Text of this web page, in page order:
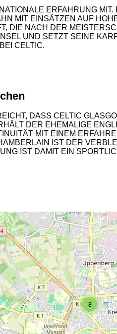
ERFAHRUNG
MIT EINSÄTZEN AUF
DIE NACH DER
UND SETZT SEINE
CELTIC.
DASS CELTIC
DER EHEMALIGE
MIT EINEM
IST DER
IST DAMIT EIN
2
8